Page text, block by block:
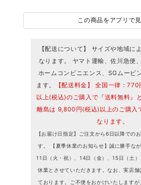
この商品をアプリで
【配送について】 サイズや地域に
なります。 ヤマト運輸、佐川急便
ホームコンビニエンス、SGムービ
ます。
【配送料金】 全国一律：
以上(税込)のご購入で『送料無料』
離島は 9,800円(税込)以上のご購入
なります。
【お届け日指定】ご注文から6日以降での
す。 【夏季休業のお知らせ】誠に勝手な
11日（火・祝）、14日（金）、15日（土
休業とさせていただきます。なお、実店舗
ております。ご不便をおかけいたします